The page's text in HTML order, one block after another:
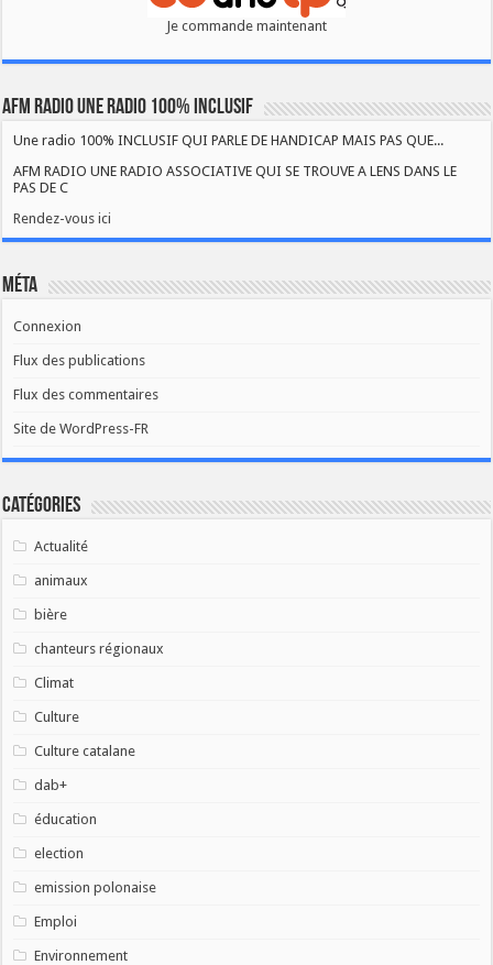
Je commande maintenant
AFM RADIO UNE RADIO 100% INCLUSIF
Une radio 100% INCLUSIF QUI PARLE DE HANDICAP MAIS PAS QUE...
AFM RADIO UNE RADIO ASSOCIATIVE QUI SE TROUVE A LENS DANS LE
PAS DE C
Rendez-vous ici
Méta
Connexion
Flux des publications
Flux des commentaires
Site de WordPress-FR
Catégories
Actualité
animaux
bière
chanteurs régionaux
Climat
Culture
Culture catalane
dab+
éducation
election
emission polonaise
Emploi
Environnement